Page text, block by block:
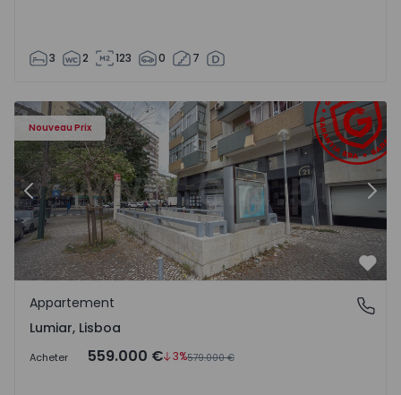
3 2 123 0 7
Nouveau Prix
Appartement T3 Lisboa, Lumiar - 1547324 - 16
Précédent
Lumiar, Lisboa
Appartement
Lumiar, Lisboa
Acheter 559.000 € 3%579.000 €